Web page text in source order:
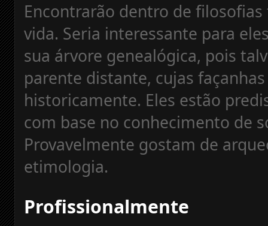
Encontrarão dentro de
vida. Seria interessante para
sua árvore genealógica, pois
parente distante, cujas
historicamente. Eles estão
com base no conhecimento de
Provavelmente gostam de
etimologia.
Profissionalmente